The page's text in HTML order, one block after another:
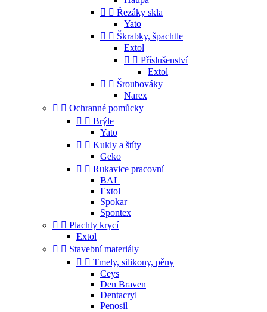
  Řezáky skla
Yato
  Škrabky, špachtle
Extol
  Příslušenství
Extol
  Šroubováky
Narex
  Ochranné pomůcky
  Brýle
Yato
  Kukly a štíty
Geko
  Rukavice pracovní
BAL
Extol
Spokar
Spontex
  Plachty krycí
Extol
  Stavební materiály
  Tmely, silikony, pěny
Ceys
Den Braven
Dentacryl
Penosil